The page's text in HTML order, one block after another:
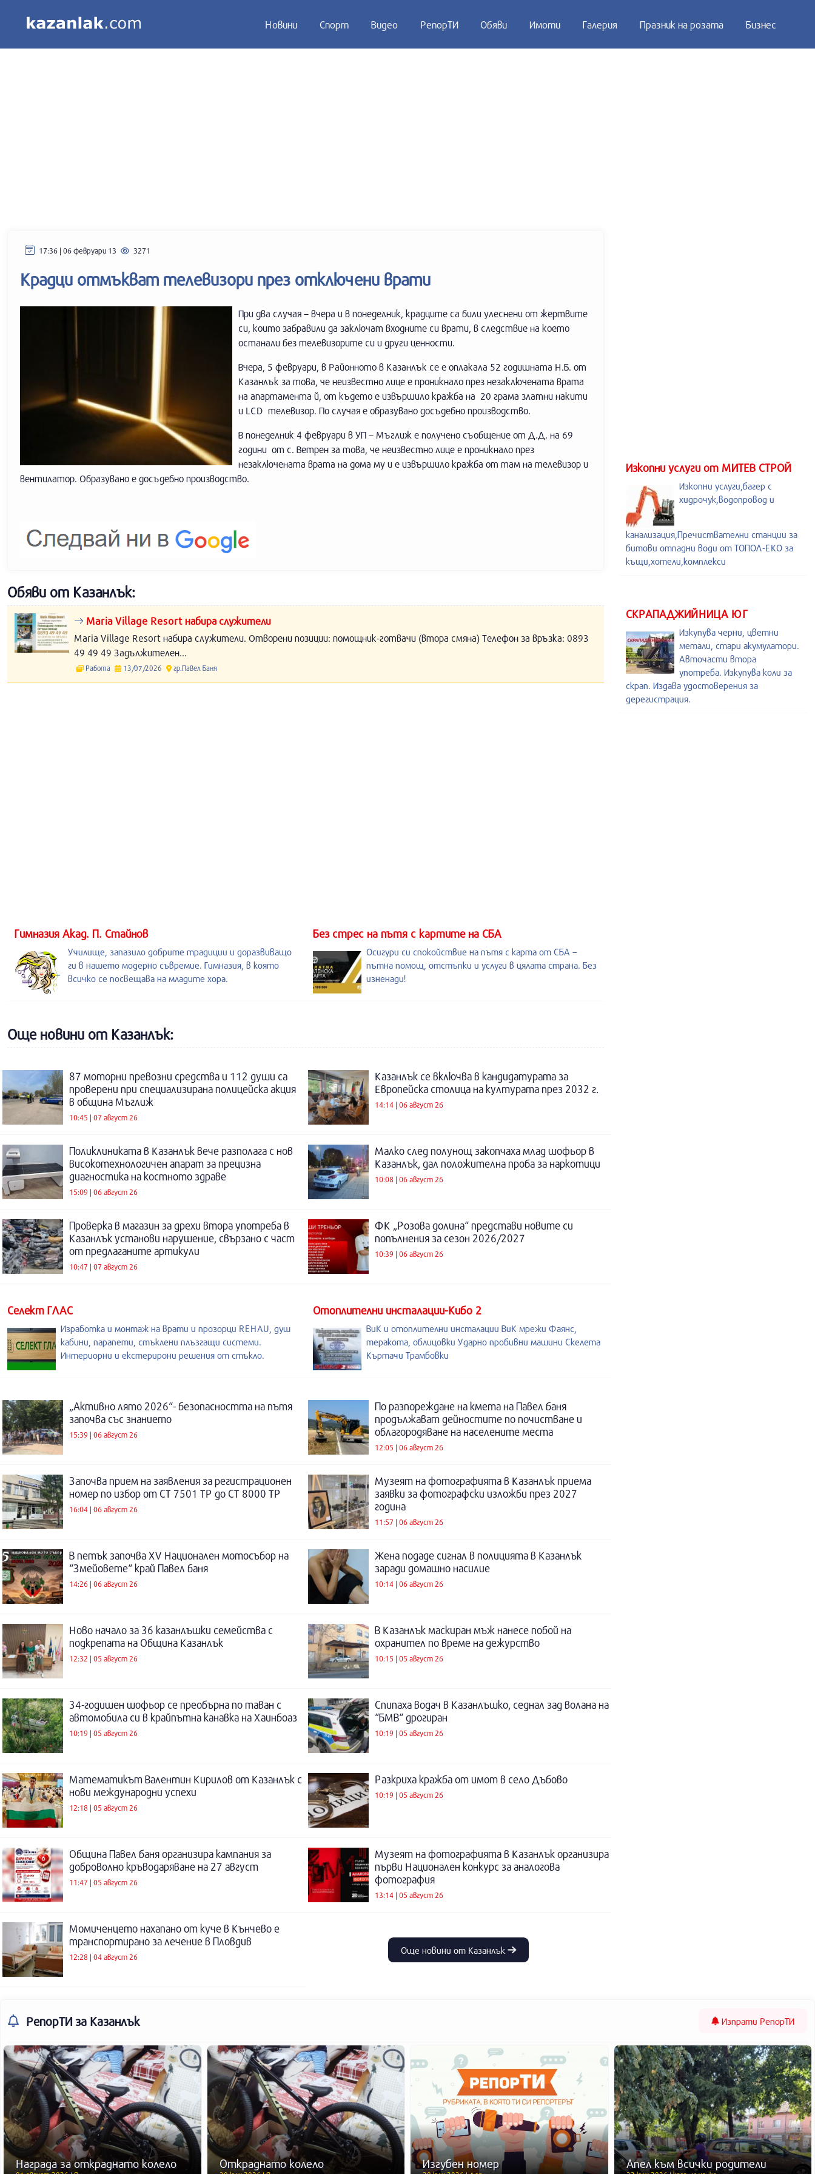
Новини Спорт Видео РепорТИ Обяви Имоти Галерия Празник на розата Бизнес
17:36 | 06 февруари 13 3271
Крадци отмъкват телевизори през отключени врати
При два случая – вчера и в понеделник, крадците са били улеснени от жертвите
си, които забравили да заключат входните си врати, в следствие на което
останали без телевизорите си и други ценности.
Вчера, 5 февруари, в Районното в Казанлък се е оплакала 52 годишната Н.Б. от
Казанлък за това, че неизвестно лице е проникнало през незаключената врата
на апартамента й, от където е извършило кражба на 20 грама златни накити
и LCD телевизор. По случая е образувано досъдебно производство.
В понеделник 4 февруари в УП – Мъглиж е получено съобщение от Д.Д. на 69
години от с. Ветрен за това, че неизвестно лице е проникнало през
незаключената врата на дома му и е извършило кражба от там на телевизор и
вентилатор. Образувано е досъдебно производство.
Обяви от Казанлък:
Maria Village Resort набира служители
Maria Village Resort набира служители. Отворени позиции: помощник-готвачи (втора смяна) Телефон за връзка: 0893
49 49 49 Задължителен...
Работа 13/07/2026 гр.Павел Баня
Изкопни услуги от МИТЕВ СТРОЙ
Изкопни услуги,багер с
хидрочук,водопровод и
канализация,Пречиствателни станции за
битови отпадни води от ТОПОЛ-ЕКО за
къщи,хотели,комплекси
СКРАПАДЖИЙНИЦА ЮГ
Изкупува черни, цветни
метали, стари акумулатори.
Авточасти втора
употреба. Изкупува коли за
скрап. Издава удостоверения за
дерегистрация.
Гимназия Акад. П. Стайнов
Училище, запазило добрите традиции и доразвиващо
ги в нашето модерно съвремие. Гимназия, в която
всичко се посвещава на младите хора.
Без стрес на пътя с картите на СБА
Осигури си спокойствие на пътя с карта от СБА –
пътна помощ, отстъпки и услуги в цялата страна. Без
изненади!
Още новини от Казанлък:
87 моторни превозни средства и 112 души са
проверени при специализирана полицейска акция
в община Мъглиж
10:45 | 07 август 26
Казанлък се включва в кандидатурата за
Европейска столица на културата през 2032 г.
14:14 | 06 август 26
Поликлиниката в Казанлък вече разполага с нов
високотехнологичен апарат за прецизна
диагностика на костното здраве
15:09 | 06 август 26
Малко след полунощ закопчаха млад шофьор в
Казанлък, дал положителна проба за наркотици
10:08 | 06 август 26
Проверка в магазин за дрехи втора употреба в
Казанлък установи нарушение, свързано с част
от предлаганите артикули
10:47 | 07 август 26
ФК „Розова долина“ представи новите си
попълнения за сезон 2026/2027
10:39 | 06 август 26
Селект ГЛАС
Изработка и монтаж на врати и прозорци REHAU, душ
кабини, парапети, стъклени плъзгащи системи.
Интериорни и екстерирони решения от стъкло.
Отоплителни инсталации-Кибо 2
ВиК и отоплителни инсталации ВиК мрежи Фаянс,
теракота, облицовки Ударно пробивни машини Скелета
Къртачи Трамбовки
„Активно лято 2026“- безопасността на пътя
започва със знанието
15:39 | 06 август 26
По разпореждане на кмета на Павел баня
продължават дейностите по почистване и
облагородяване на населените места
12:05 | 06 август 26
Започва прием на заявления за регистрационен
номер по избор от СТ 7501 ТР до СТ 8000 ТР
16:04 | 06 август 26
Музеят на фотографията в Казанлък приема
заявки за фотографски изложби през 2027
година
11:57 | 06 август 26
В петък започва XV Национален мотосъбор на
“Змейовете“ край Павел баня
14:26 | 06 август 26
Жена подаде сигнал в полицията в Казанлък
заради домашно насилие
10:14 | 06 август 26
Ново начало за 36 казанлъшки семейства с
подкрепата на Община Казанлък
12:32 | 05 август 26
В Казанлък маскиран мъж нанесе побой на
охранител по време на дежурство
10:15 | 05 август 26
34-годишен шофьор се преобърна по таван с
автомобила си в крайпътна канавка на Хаинбоаз
10:19 | 05 август 26
Спипаха водач в Казанлъшко, седнал зад волана на
“БМВ“ дрогиран
10:19 | 05 август 26
Математикът Валентин Кирилов от Казанлък с
нови международни успехи
12:18 | 05 август 26
Разкриха кражба от имот в село Дъбово
10:19 | 05 август 26
Община Павел баня организира кампания за
доброволно кръводаряване на 27 август
11:47 | 05 август 26
Музеят на фотографията в Казанлък организира
първи Национален конкурс за аналогова
фотография
13:14 | 05 август 26
Момиченцето нахапано от куче в Кънчево е
транспортирано за лечение в Пловдив
12:28 | 04 август 26
Още новини от Казанлък
РепорТИ за Казанлък Изпрати РепорТИ
Награда за откраднато колело Откраднато колело Изгубен номер Апел към всички родители